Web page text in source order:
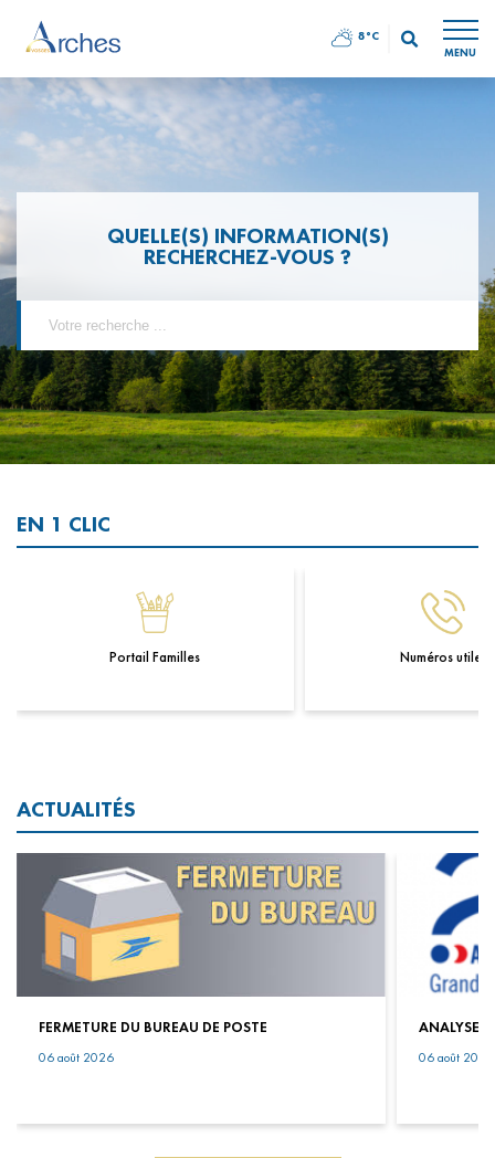
8°C
MENU
QUELLE(S) INFORMATION(S)
RECHERCHEZ-VOUS ?
EN 1 CLIC
Portail Familles Numéros utiles
ACTUALITÉS
FERMETURE DU BUREAU DE POSTE
06 août 2026
ANALYSE
06 août 2026